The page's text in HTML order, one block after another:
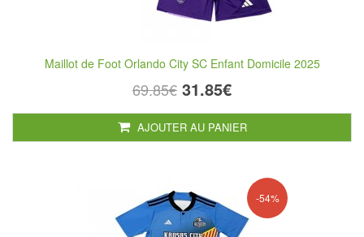
Maillot de Foot Orlando City SC Enfant Domicile 2025
69.85€ 31.85€
AJOUTER AU PANIER
-54%